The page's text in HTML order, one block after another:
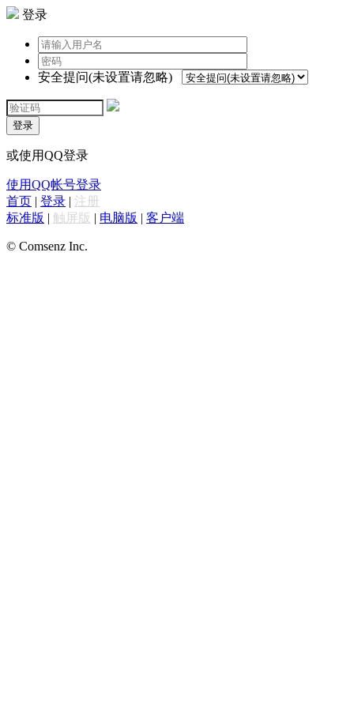
登录
安全提问(未设置请忽略)
登录
或使用QQ登录
使用QQ帐号登录
首页 | 登录 | 注册
标准版 | 触屏版 | 电脑版 | 客户端
© Comsenz Inc.